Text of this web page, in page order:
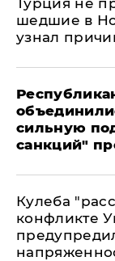
шедшие в
узнал
сильную
санкций"
Кулеба
конфликте